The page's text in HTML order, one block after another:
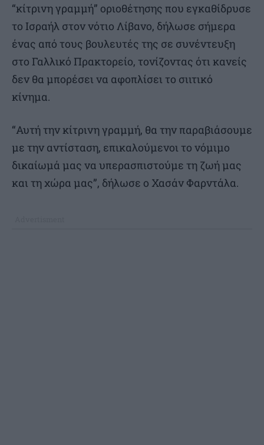
“κίτρινη γραμμή” οριοθέτησης που εγκαθίδρυσε
το Ισραήλ στον νότιο Λίβανο, δήλωσε σήμερα
ένας από τους βουλευτές της σε συνέντευξη
στο Γαλλικό Πρακτορείο, τονίζοντας ότι κανείς
δεν θα μπορέσει να αφοπλίσει το σιιτικό
κίνημα.
“Αυτή την κίτρινη γραμμή, θα την παραβιάσουμε
με την αντίσταση, επικαλούμενοι το νόμιμο
δικαίωμά μας να υπερασπιστούμε τη ζωή μας
και τη χώρα μας”, δήλωσε ο Χασάν Φαρντάλα.